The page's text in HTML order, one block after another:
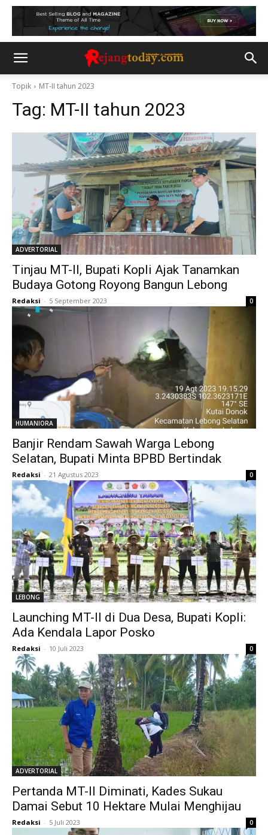
Topik MT-II tahun 2023
Tag: MT-II tahun 2023
ADVERTORIAL
Tinjau MT-II, Bupati Kopli Ajak Tanamkan
Budaya Gotong Royong Bangun Lebong
Redaksi - 5 September 2023 0
HUMANIORA
Banjir Rendam Sawah Warga Lebong
Selatan, Bupati Minta BPBD Bertindak
Redaksi - 21 Agustus 2023 0
LEBONG
Launching MT-II di Dua Desa, Bupati Kopli:
Ada Kendala Lapor Posko
Redaksi - 10 Juli 2023 0
ADVERTORIAL
Pertanda MT-II Diminati, Kades Sukau
Damai Sebut 10 Hektare Mulai Menghijau
Redaksi - 5 Juli 2023 0